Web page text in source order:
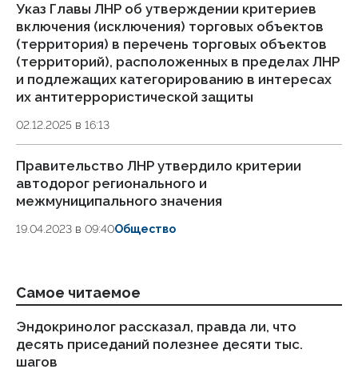
Указ Главы ЛНР об утверждении критериев
включения (исключения) торговых объектов
(территория) в перечень торговых объектов
(территорий), расположенных в пределах ЛНР
и подлежащих категорированию в интересах
их антитеррористической защиты
02.12.2025 в 16:13
Правительство ЛНР утвердило критерии
автодорог регионального и
межмуниципального значения
19.04.2023 в 09:40Общество
Самое читаемое
Эндокринолог рассказал, правда ли, что
десять приседаний полезнее десяти тыс.
шагов